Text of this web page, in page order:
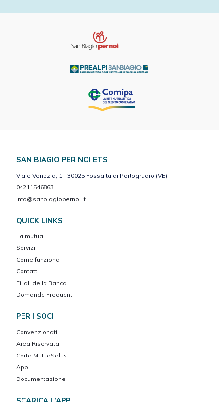
SAN BIAGIO PER NOI ETS
Viale Venezia, 1 - 30025 Fossalta di Portogruaro (VE)
04211546863
info@sanbiagiopernoi.it
QUICK LINKS
La mutua
Servizi
Come funziona
Contatti
Filiali della Banca
Domande Frequenti
PER I SOCI
Convenzionati
Area Riservata
Carta MutuaSalus
App
Documentazione